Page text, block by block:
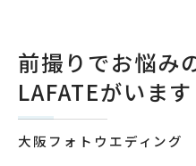
前撮りでお悩み
LAFATEがいます
大阪フォトウエディング